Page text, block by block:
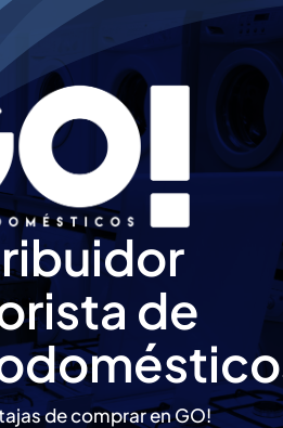
de
de comprar en GO!